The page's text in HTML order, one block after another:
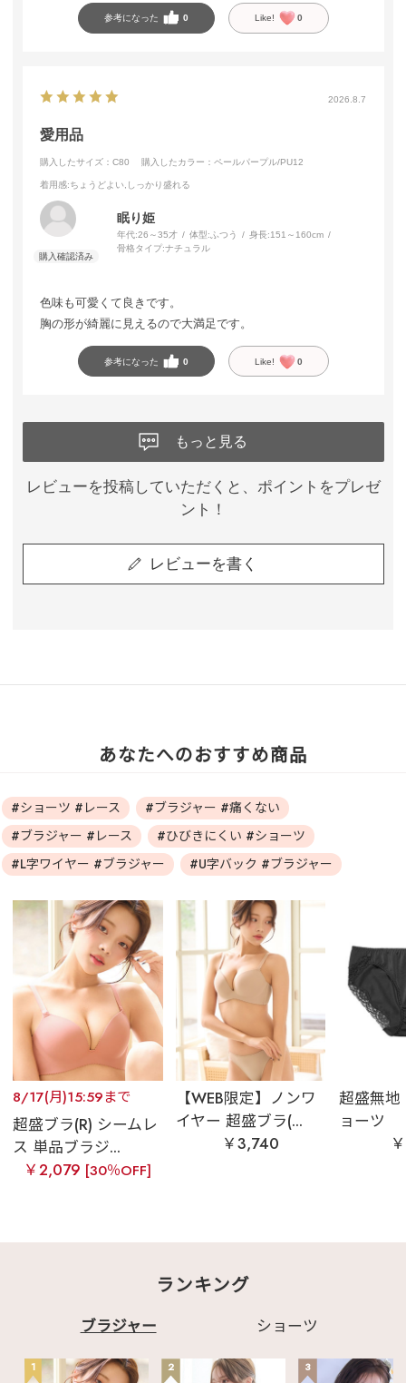
参考になった 0 Like! 0
2026.8.7
愛用品
購入したサイズ：C80 購入したカラー：ペールパープル/PU12
着用感:ちょうどよい,しっかり盛れる
眠り姫
年代:26～35才 体型:ふつう 身長:151～160cm
骨格タイプ:ナチュラル
色味も可愛くて良きです。
胸の形が綺麗に見えるので大満足です。
参考になった 0 Like! 0
もっと見る
レビューを投稿していただくと、ポイントをプレゼ
ント！
レビューを書く
あなたへのおすすめ商品
#ショーツ #レース
#ブラジャー #痛くない
#ブラジャー #レース
#ひびきにくい #ショーツ
#L字ワイヤー #ブラジャー
#U字バック #ブラジャー
8/17(月)15:59まで
超盛ブラ(R) シームレ
ス 単品ブラジ...
￥2,079 [30％OFF]
【WEB限定】ノンワ
イヤー 超盛ブラ(...
￥3,740
超盛無地
ョーツ
ランキング
ブラジャー ショーツ
1 2 3